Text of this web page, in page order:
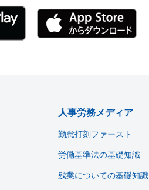
人事労務メディア
勤怠打刻ファースト
労働基準法の基礎知識
残業についての基礎知識